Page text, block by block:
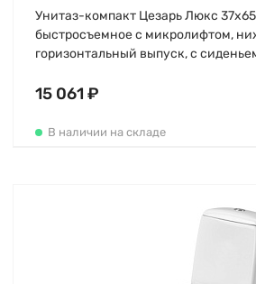
Унитаз-компакт Цезарь Люкс
быстросъемное с микролифтом,
горизонтальный выпуск, с
15 061 ₽
В наличии на складе